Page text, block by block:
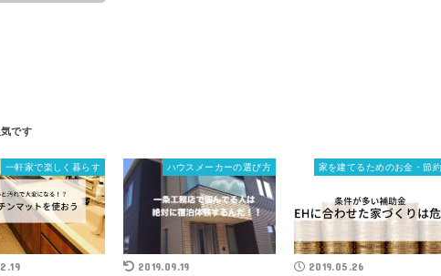
一軒家で楽しく暮らす ハウスメーカーの選び方
2019.09.19
家を建てるためのお金・節約
2019.05.26